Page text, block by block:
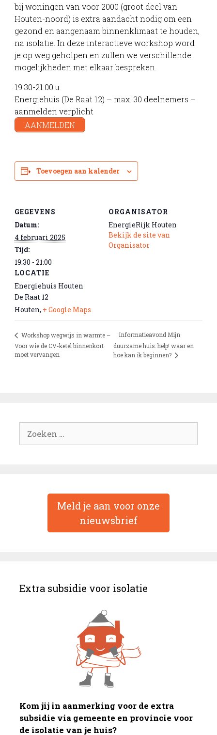
bij woningen van voor 2000 (groot deel van
Houten-noord) is extra aandacht nodig om een
gezond en aangenaam binnenklimaat te houden,
na isolatie. In deze interactieve workshop word
je op weg geholpen en zullen we verschillende
mogelijkheden met elkaar bespreken.
19.30-21.00 u
Energiehuis (De Raat 12) – max. 30 deelnemers –
aanmelden verplicht
AANMELDEN
Toevoegen aan kalender
GEGEVENS
Datum:
4 februari 2025
Tijd:
19:30 - 21:00
LOCATIE
Energiehuis Houten
De Raat 12
Houten, + Google Maps
ORGANISATOR
EnergieRijk Houten
Bekijk de site van
Organisator
Workshop wegwijs in warmte –
Voor wie de CV-ketel binnenkort
moet vervangen
Informatieavond Mijn
duurzame huis: help! waar en
hoe kan ik beginnen?
naar:
Meld je aan voor onze
nieuwsbrief
Extra subsidie voor isolatie
Kom jij in aanmerking voor de extra
subsidie via gemeente en provincie voor
de isolatie van je huis?